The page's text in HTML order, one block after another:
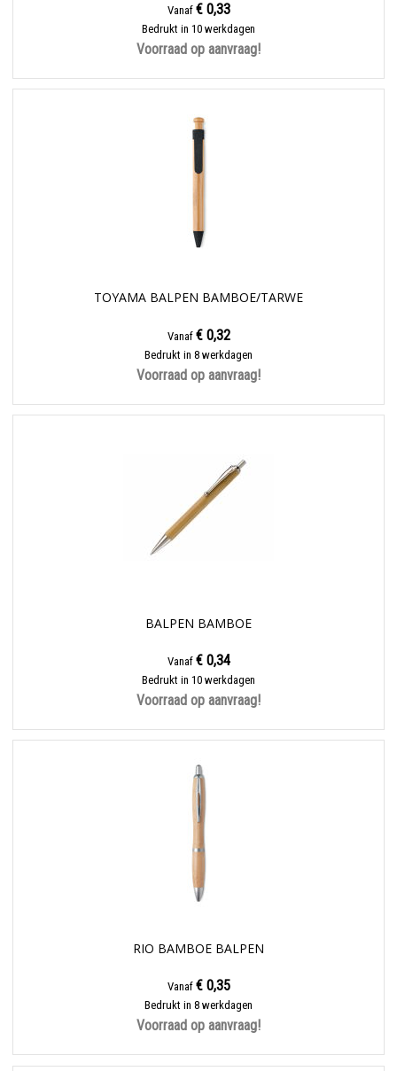
Vanaf € 0,33
Bedrukt in 10 werkdagen
Voorraad op aanvraag!
TOYAMA BALPEN BAMBOE/TARWE
Vanaf € 0,32
Bedrukt in 8 werkdagen
Voorraad op aanvraag!
BALPEN BAMBOE
Vanaf € 0,34
Bedrukt in 10 werkdagen
Voorraad op aanvraag!
RIO BAMBOE BALPEN
Vanaf € 0,35
Bedrukt in 8 werkdagen
Voorraad op aanvraag!